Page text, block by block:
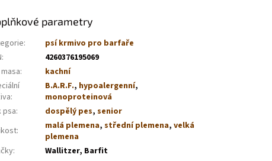
parametry
:
psí krmivo pro barfaře
:
4260376195069
:
kachní
:
B.A.R.F., hypoalergenní,
monoproteinová
psa: dospělý pes,senior
: malá plemena,střední plemena,velká
plemena
: Wallitzer, Barfit